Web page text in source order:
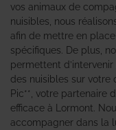
vos animaux de
nuisibles, nous
afin de mettre en
spécifiques. De plus,
permettent
des nuisibles sur votre
Pic**, votre partenaire
efficace à Lormont.
accompagner dans la